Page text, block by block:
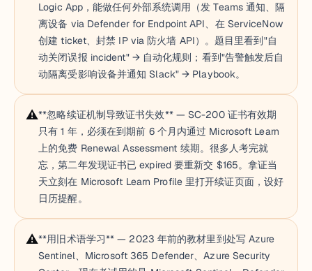
Logic App，能做任何外部系统调用（发 Teams 通知、隔
离设备 via Defender for Endpoint API、在 ServiceNow
创建 ticket、封禁 IP via 防火墙 API）。题目里看到"自
动关闭误报 incident" → 自动化规则；看到"告警触发后自
动隔离受影响设备并通知 Slack" → Playbook。
⚠️**忽略续证机制导致证书失效** — SC-200 证书有效期
只有 1 年，必须在到期前 6 个月内通过 Microsoft Learn
上的免费 Renewal Assessment 续期。很多人考完就
忘，第二年发现证书已 expired 要重新交 $165。拿证当
天立刻在 Microsoft Learn Profile 里打开续证页面，设好
日历提醒。
⚠️**用旧术语学习** — 2023 年前的教材里到处写 Azure
Sentinel、Microsoft 365 Defender、Azure Security